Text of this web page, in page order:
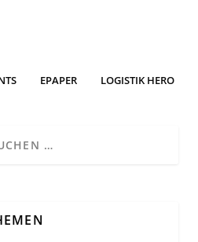
EPAPER LOGISTIK HERO